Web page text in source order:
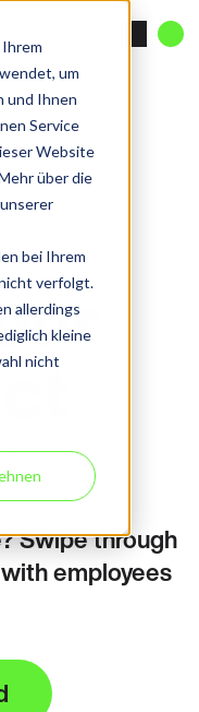
um
und Ihnen
Service
Website
über die
bei Ihrem
verfolgt.
allerdings
kleine
nicht
Swipe through
employees